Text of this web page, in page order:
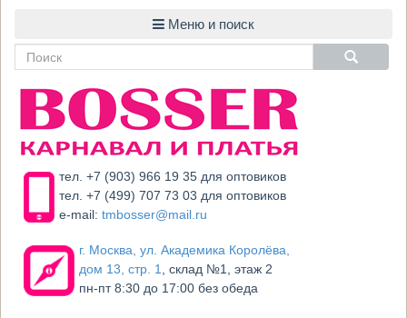
тел. +7 (903) 966 19 35 для оптовиков
тел. +7 (499) 707 73 03 для оптовиков
e-mail:tmbosser@mail.ru
г. Москва, ул. Академика Королёва,
дом 13, стр. 1
, склад №1, этаж 2
пн-пт 8:30 до 17:00 без обеда